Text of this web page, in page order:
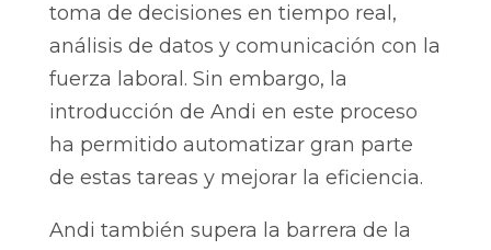
toma de decisiones en tiempo real,
análisis de datos y comunicación con la
fuerza laboral. Sin embargo, la
introducción de Andi en este proceso
ha permitido automatizar gran parte
de estas tareas y mejorar la eficiencia.
Andi también supera la barrera de la